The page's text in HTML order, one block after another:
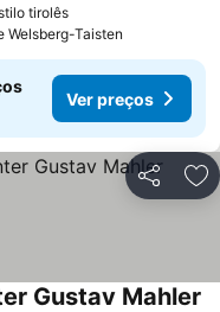
tirolês
Welsberg-Taisten
Ver preços
Partilhar
Gustav Mahler